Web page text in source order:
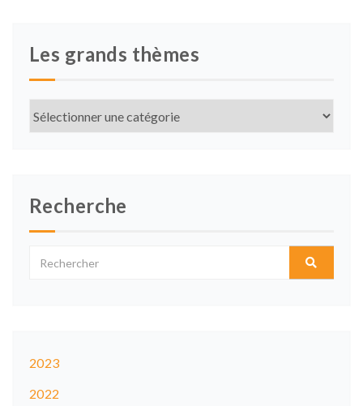
Les grands thèmes
Les
grands
Recherche
2023
2022